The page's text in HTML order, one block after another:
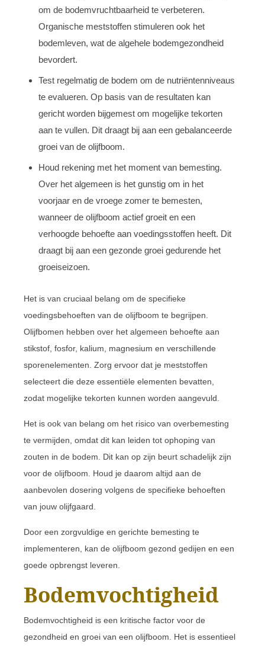
om de bodemvruchtbaarheid te verbeteren.
Organische meststoffen stimuleren ook het
bodemleven, wat de algehele bodemgezondheid
bevordert.
Test regelmatig de bodem om de nutriëntenniveaus
te evalueren. Op basis van de resultaten kan
gericht worden bijgemest om mogelijke tekorten
aan te vullen. Dit draagt bij aan een gebalanceerde
groei van de olijfboom.
Houd rekening met het moment van bemesting.
Over het algemeen is het gunstig om in het
voorjaar en de vroege zomer te bemesten,
wanneer de olijfboom actief groeit en een
verhoogde behoefte aan voedingsstoffen heeft. Dit
draagt bij aan een gezonde groei gedurende het
groeiseizoen.
Het is van cruciaal belang om de specifieke
voedingsbehoeften van de olijfboom te begrijpen.
Olijfbomen hebben over het algemeen behoefte aan
stikstof, fosfor, kalium, magnesium en verschillende
sporenelementen. Zorg ervoor dat je meststoffen
selecteert die deze essentiële elementen bevatten,
zodat mogelijke tekorten kunnen worden aangevuld.
Het is ook van belang om het risico van overbemesting
te vermijden, omdat dit kan leiden tot ophoping van
zouten in de bodem. Dit kan op zijn beurt schadelijk zijn
voor de olijfboom. Houd je daarom altijd aan de
aanbevolen dosering volgens de specifieke behoeften
van jouw olijfgaard.
Door een zorgvuldige en gerichte bemesting te
implementeren, kan de olijfboom gezond gedijen en een
goede opbrengst leveren.
Bodemvochtigheid
Bodemvochtigheid is een kritische factor voor de
gezondheid en groei van een olijfboom. Het is essentieel